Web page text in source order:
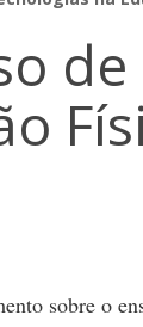
de
sobre o